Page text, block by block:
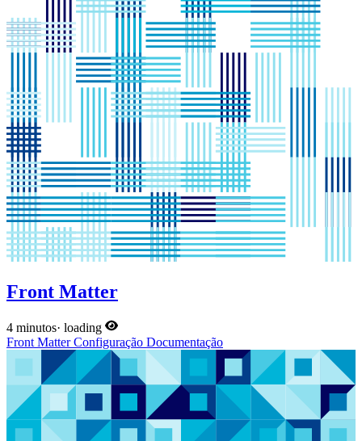
Front Matter
4 minutos· loading
Front MatterConfiguração Documentação